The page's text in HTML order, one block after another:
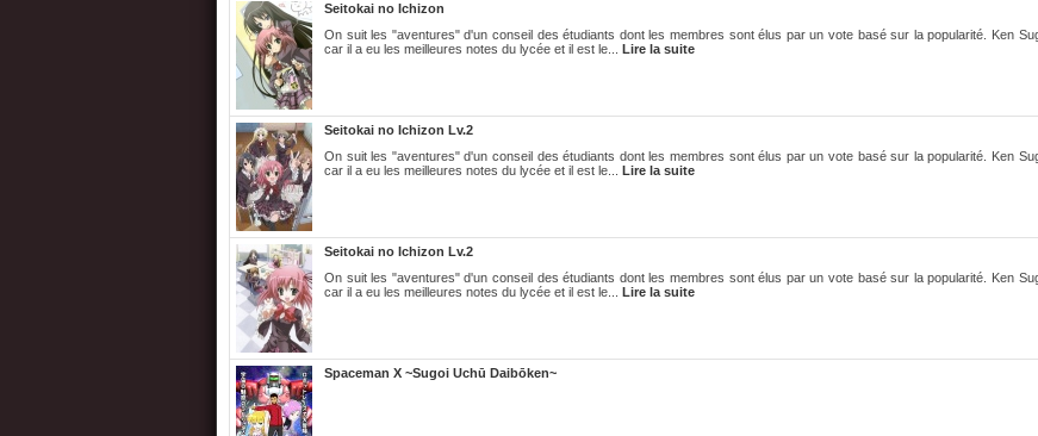
Seitokai no Ichizon
On suit les "aventures" d'un conseil des étudiants dont les membres sont élus par un vote basé sur la popularité. Ken
car il a eu les meilleures notes du lycée et il est le... Lire la suite
Seitokai no Ichizon Lv.2
On suit les "aventures" d'un conseil des étudiants dont les membres sont élus par un vote basé sur la popularité. Ken
car il a eu les meilleures notes du lycée et il est le... Lire la suite
Seitokai no Ichizon Lv.2
On suit les "aventures" d'un conseil des étudiants dont les membres sont élus par un vote basé sur la popularité. Ken
car il a eu les meilleures notes du lycée et il est le... Lire la suite
Spaceman X ~Sugoi Uchū Daibōken~